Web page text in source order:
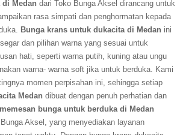
di Medan dari Toko Bunga Aksel dirancang untuk
rasa simpati dan penghormatan kepada
Bunga krans untuk dukacita di Medan ini
dan pilihan warna yang sesuai untuk
hati, seperti warna putih, kuning atau ungu
warna- warna soft jika untuk berduka. Kami
momen perpisahan ini, sehingga setiap
Medan dibuat dengan penuh perhatian dan
memesan bunga untuk berduka di Medan
Aksel, yang menyediakan layanan